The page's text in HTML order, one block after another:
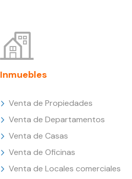
Inmuebles
Venta de Propiedades
Venta de Departamentos
Venta de Casas
Venta de Oficinas
Venta de Locales comerciales